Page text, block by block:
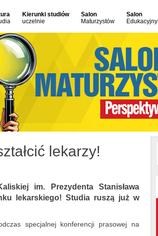
Kierunki studiów
uczelnie
Salon
Maturzystów
Salon
Edukacyjny
lekarzy!
im. Prezydenta Stanisława
lekarskiego! Studia ruszą już w
specjalnej konferencji prasowej na